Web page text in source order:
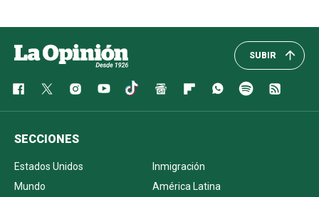
SUBIR
SECCIONES
Estados Unidos
Inmigración
Mundo
América Latina